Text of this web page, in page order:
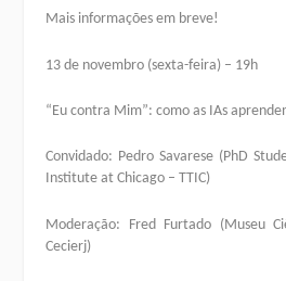
Mais informações em breve!
13 de novembro (sexta-feira) – 19h
“Eu contra Mim”: como as IAs
Convidado: Pedro Savarese (PhD
Institute at Chicago – TTIC)
Moderação: Fred Furtado (Museu
Cecierj)